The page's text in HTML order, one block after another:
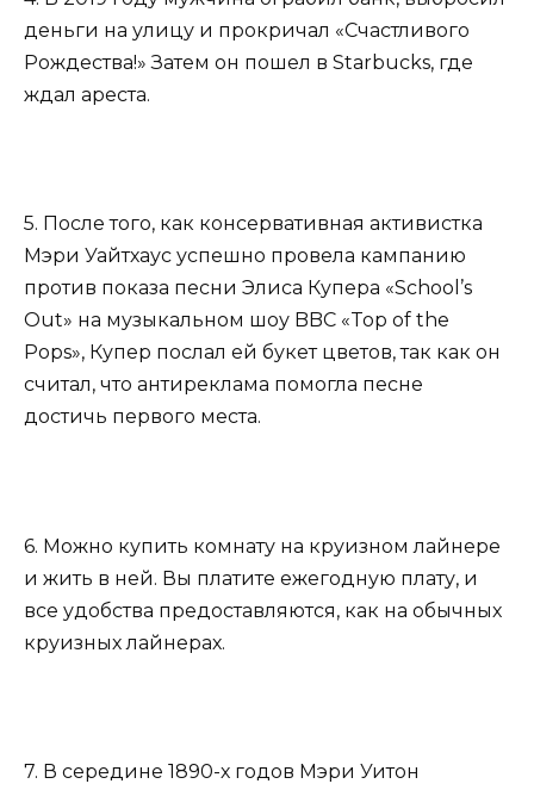
деньги на улицу и прокричал «Счастливого
Рождества!» Затем он пошел в Starbucks, где
ждал ареста.
5. После того, как консервативная активистка
Мэри Уайтхаус успешно провела кампанию
против показа песни Элиса Купера «School’s
Out» на музыкальном шоу BBC «Top of the
Pops», Купер послал ей букет цветов, так как он
считал, что антиреклама помогла песне
достичь первого места.
6. Можно купить комнату на круизном лайнере
и жить в ней. Вы платите ежегодную плату, и
все удобства предоставляются, как на обычных
круизных лайнерах.
7. В середине 1890-х годов Мэри Уитон